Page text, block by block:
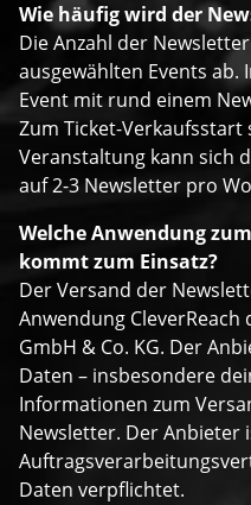
Wie häufig wird der
Die Anzahl der
ausgewählten Events ab.
Event mit rund einem
Zum Ticket-Verkaufsstart
Veranstaltung kann sich
auf 2-3 Newsletter pro
Welche Anwendung
kommt zum Einsatz?
Der Versand der
Anwendung CleverReach
GmbH & Co. KG. Der
Daten – insbesondere
Informationen zum
Newsletter. Der Anbieter
Daten verpflichtet.